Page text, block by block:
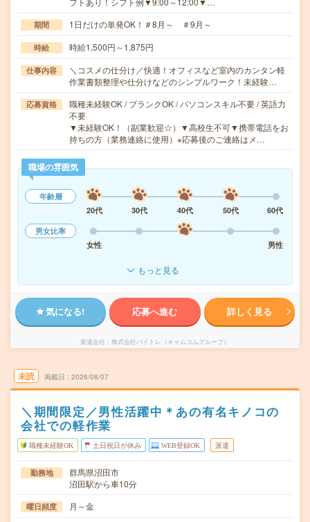
期間 1日だけの単発OK！＃8月～ ＃9月～
時給 時給1,500円～1,875円
仕事内容
＼コスメの仕分け／快適！オフィスなど室内のカンタン軽
作業書類整理や仕分けなどのシンプルワーク！未経験…
応募資格
職種未経験OK / ブランクOK / パソコンスキル不要 / 英語力
不要
▼未経験OK！（副業歓迎☆）▼高校生不可▼携帯電話をお
持ちの方（業務連絡に使用）※応募後のご連絡はメ…
職場の雰囲気
年齢層
20代
30代 40代 50代
60代
男女比率
女性
男性
もっと見る
気になる! 応募へ進む 詳しく見る
派遣会社 株式会社バイトレ（キャムコムグループ）
未読 掲載日 2026/08/07
＼期間限定／男性活躍中＊あの有名キノコの
会社での軽作業
職種未経験OK 土日祝日が休み WEB登録OK 派遣
勤務地
群馬県沼田市
沼田駅から車10分
曜日頻度 月～金